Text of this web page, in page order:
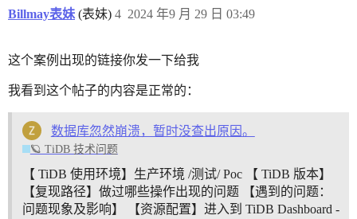
Billmay表妹 (表妹) 2024 年9 月 29 日 03:49
4
这个案例出现的链接你发一下给我
我看到这个帖子的内容是正常的：
数据库忽然崩溃，暂时没查出原因。
🪐 TiDB 技术问题
【 TiDB 使用环境】生产环境 /测试/ Poc 【 TiDB 版本】
【复现路径】做过哪些操作出现的问题 【遇到的问题：
问题现象及影响】 【资源配置】进入到 TiDB Dashboard -